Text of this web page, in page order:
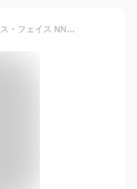
【SALE】THE NORTH FACE ザ・ノース・フェイス NN02378 ACTIVE LIGHT CAP アクティブライトキャップ ナイロン ストレッチ キャップ 日よけ 撥水 軽量 帽子 アスレチック アウトドア メンズ レディース 6カラー 国内正規 2024SS 20%OFF